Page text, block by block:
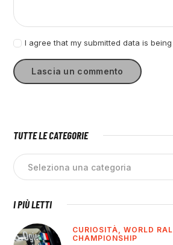
I agree that my submitted data is
TUTTE LE CATEGORIE
I PIÙ LETTI
CURIOSITÀ,WORLD
CHAMPIONSHIP